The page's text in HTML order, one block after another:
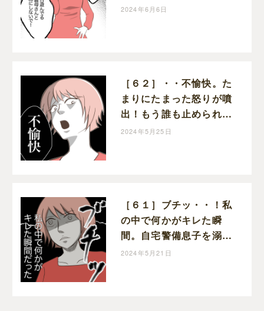
息子を溺愛する義母｜わ
2024年6月6日
［６２］・・不愉快。た
まりにたまった怒りが噴
出！もう誰も止められな
い！自宅警備息子を溺愛
2024年5月25日
［６１］ブチッ・・！私
の中で何かがキレた瞬
間。自宅警備息子を溺愛
する義母｜わたすの子育
2024年5月21日